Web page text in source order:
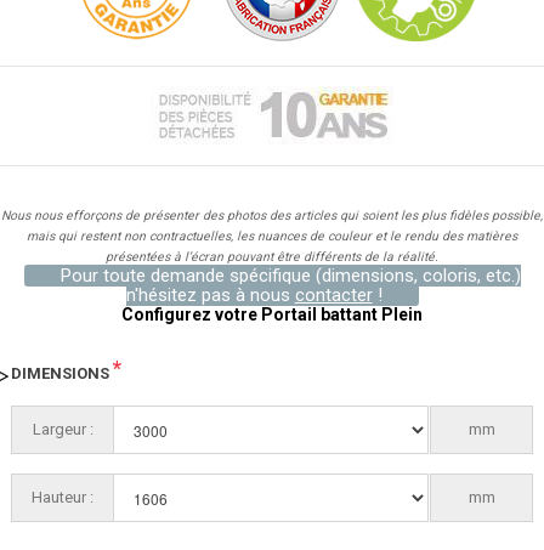
Nous nous efforçons de présenter des photos des articles qui soient les plus fidèles possible,
mais qui restent non contractuelles, les nuances de couleur et le rendu des matières
présentées à l’écran pouvant être différents de la réalité.
Pour toute demande spécifique (dimensions, coloris, etc.)
n'hésitez pas à nous contacter!
Configurez votre Portail battant Plein
DIMENSIONS *
Largeur : mm
Hauteur : mm